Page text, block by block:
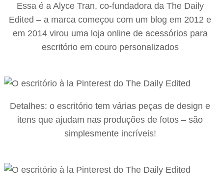
Essa é a Alyce Tran, co-fundadora da The Daily
Edited – a marca começou com um blog em 2012 e
em 2014 virou uma loja online de acessórios para
escritório em couro personalizados
Detalhes: o escritório tem várias peças de design e
itens que ajudam nas produções de fotos – são
simplesmente incríveis!